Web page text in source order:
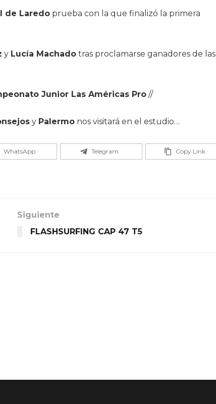
de Laredo prueba con la que finalizó la primera
y Lucía Machado tras proclamarse ganadores de las
Junior Las Américas Pro //
y Palermo nos visitará en el estudio…
WhatsApp Telegram Copy Link
Siguiente
FLASHSURFING CAP 47 T5